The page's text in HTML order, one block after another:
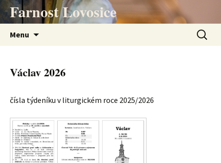
PřejítFarnost Lovosice
Menu
Václav 2026
čísla týdeníku v liturgickém roce 2025/2026